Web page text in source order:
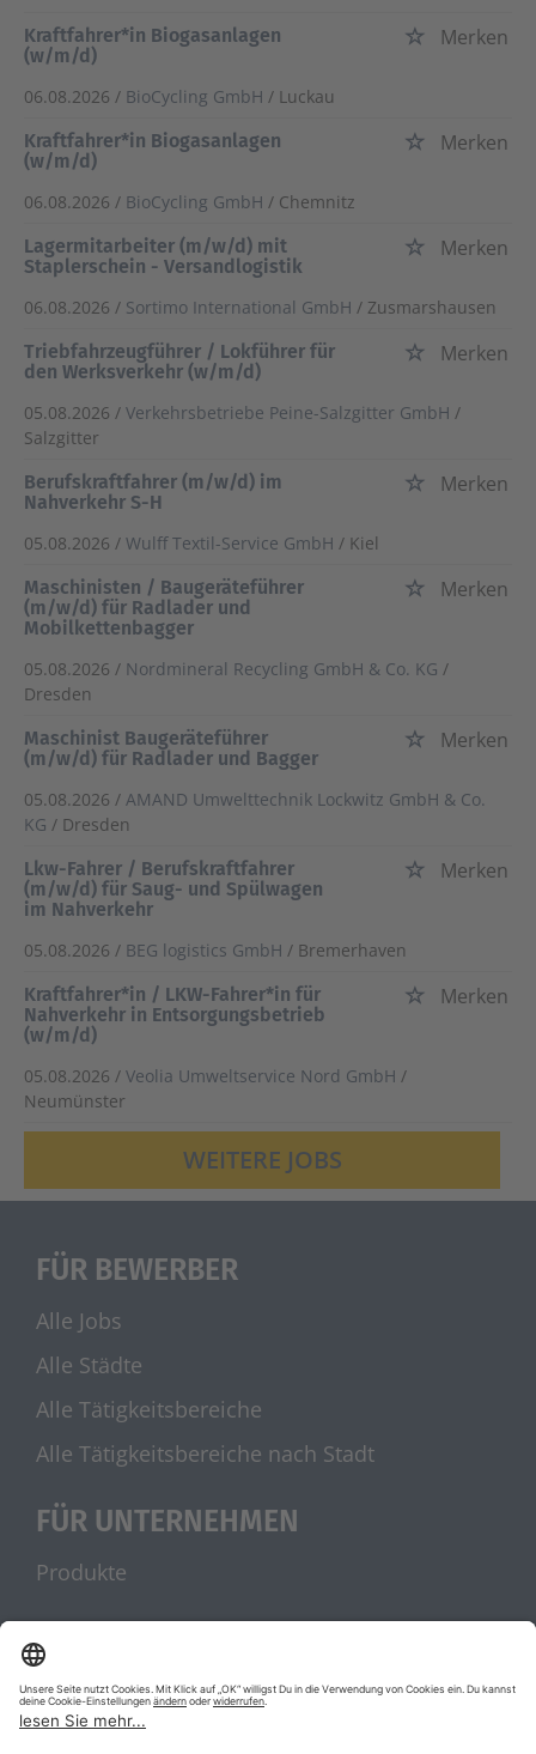
Kraftfahrer*in Biogasanlagen
(w/m/d)
Merken
06.08.2026 / BioCycling GmbH / Luckau
Kraftfahrer*in Biogasanlagen
(w/m/d)
Merken
06.08.2026 / BioCycling GmbH / Chemnitz
Lagermitarbeiter (m/w/d) mit
Staplerschein - Versandlogistik
Merken
06.08.2026 / Sortimo International GmbH / Zusmarshausen
Triebfahrzeugführer / Lokführer für
den Werksverkehr (w/m/d)
Merken
05.08.2026 / Verkehrsbetriebe Peine-Salzgitter GmbH /
Salzgitter
Berufskraftfahrer (m/w/d) im
Nahverkehr S-H
Merken
05.08.2026 / Wulff Textil-Service GmbH / Kiel
Maschinisten / Baugeräteführer
(m/w/d) für Radlader und
Mobilkettenbagger
Merken
05.08.2026 / Nordmineral Recycling GmbH & Co. KG /
Dresden
Maschinist Baugeräteführer
(m/w/d) für Radlader und Bagger
Merken
05.08.2026 / AMAND Umwelttechnik Lockwitz GmbH & Co.
KG / Dresden
Lkw-Fahrer / Berufskraftfahrer
(m/w/d) für Saug- und Spülwagen
im Nahverkehr
Merken
05.08.2026 / BEG logistics GmbH / Bremerhaven
Kraftfahrer*in / LKW-Fahrer*in für
Nahverkehr in Entsorgungsbetrieb
(w/m/d)
Merken
05.08.2026 / Veolia Umweltservice Nord GmbH /
Neumünster
WEITERE JOBS
FÜR BEWERBER
Alle Jobs
Alle Städte
Alle Tätigkeitsbereiche
Alle Tätigkeitsbereiche nach Stadt
FÜR UNTERNEHMEN
Produkte
UNSERE PARTNER
stellenanzeigen.de
Jobblitz.de